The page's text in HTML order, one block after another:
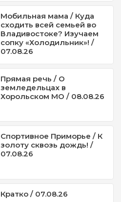
Мобильная мама / Куда
сходить всей семьей во
Владивостоке? Изучаем
сопку «Холодильник»! /
07.08.26
Прямая речь / О
земледельцах в
Хорольском МО / 08.08.26
Спортивное Приморье / К
золоту сквозь дождь! /
07.08.26
Кратко / 07.08.26